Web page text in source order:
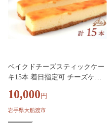
ベイクドチーズスティックケー
キ15本 着日指定可 チーズケー
おやつ おかし 冷凍 贈答 のし
プレゼント ギフト 和菓子 和菓
10,000 円
岩手県大船渡市